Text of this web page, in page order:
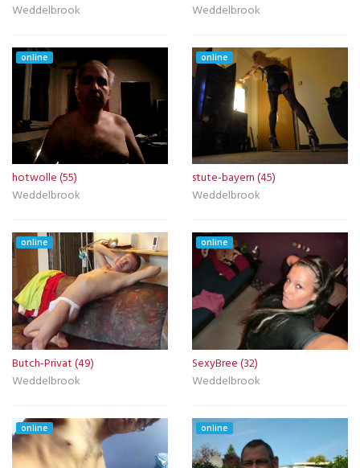
Weddelbrook
Weddelbrook
online
hotwolle (55)
Weddelbrook
online
stute-bayern (45)
Weddelbrook
online
Butch-Privat (49)
Weddelbrook
online
SexyBree (32)
Weddelbrook
online online